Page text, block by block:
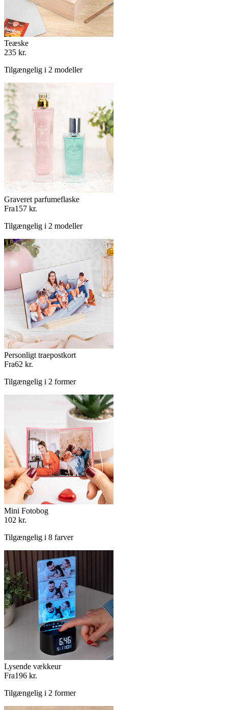
Teæske
235 kr.
Tilgængelig i 2 modeller
Graveret parfumeflaske
Fra157 kr.
Tilgængelig i 2 modeller
Personligt traepostkort
Fra62 kr.
Tilgængelig i 2 former
Mini Fotobog
102 kr.
Tilgængelig i 8 farver
Lysende vækkeur
Fra196 kr.
Tilgængelig i 2 former